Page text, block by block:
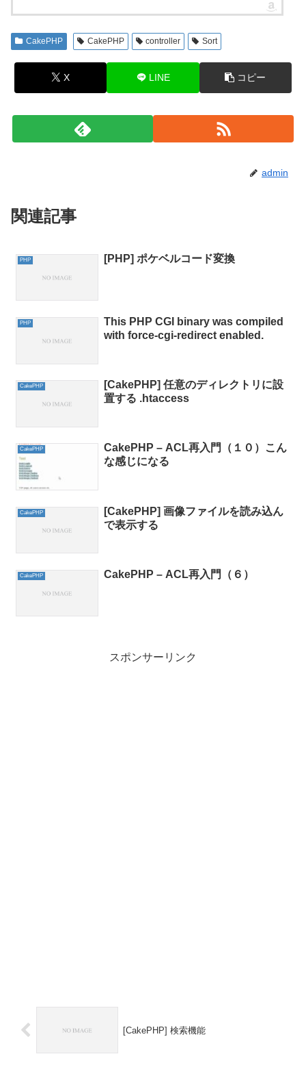
CakePHP CakePHP controller Sort
X LINE コピー
admin
関連記事
PHP [PHP] ポケベルコード変換
PHP
This PHP CGI binary was compiled
with force-cgi-redirect enabled.
CakePHP
[CakePHP] 任意のディレクトリに設
置する .htaccess
CakePHP
CakePHP – ACL再入門（１０）こん
な感じになる
CakePHP
[CakePHP] 画像ファイルを読み込ん
で表示する
CakePHP CakePHP – ACL再入門（６）
スポンサーリンク
[CakePHP] 検索機能